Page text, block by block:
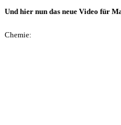
Und hier nun das neue Video für
Chemie: